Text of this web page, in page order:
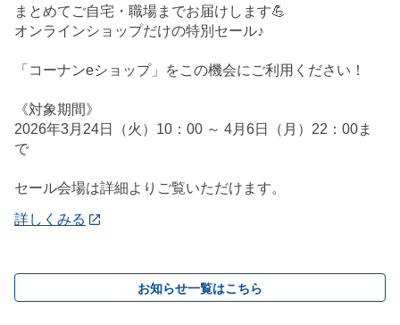
まとめてご自宅・職場までお届けします💪
オンラインショップだけの特別セール♪
「コーナンeショップ」をこの機会にご利用ください！
《対象期間》
2026年3月24日（火）10：00 ～ 4月6日（月）22：00ま
で
セール会場は詳細よりご覧いただけます。
詳しくみる
お知らせ一覧はこちら